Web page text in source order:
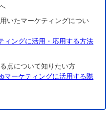
いたマーケティングについ
ィングに活用・応用する方法
点について知りたい方
マーケティングに活用する際